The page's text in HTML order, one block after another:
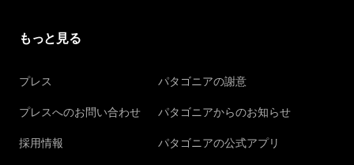
もっと見る
プレス
プレスへのお問い合わせ
採用情報
パタゴニアの謝意
パタゴニアからのお知らせ
パタゴニアの公式アプリ